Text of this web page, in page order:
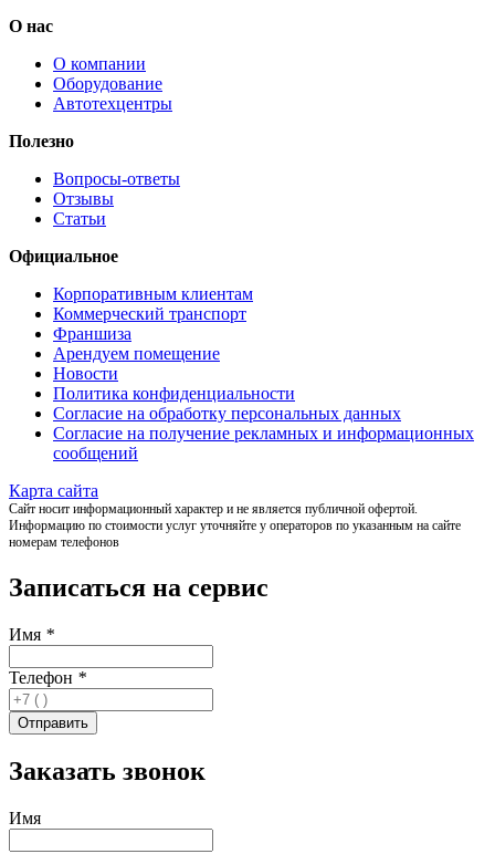
О нас
О компании
Оборудование
Автотехцентры
Полезно
Вопросы-ответы
Отзывы
Статьи
Официальное
Корпоративным клиентам
Коммерческий транспорт
Франшиза
Арендуем помещение
Новости
Политика конфиденциальности
Согласие на обработку персональных данных
Согласие на получение рекламных и информационных
сообщений
Карта сайта
Сайт носит информационный характер и не является публичной офертой.
Информацию по стоимости услуг уточняйте у операторов по указанным на сайте
номерам телефонов
Записаться на сервис
Имя *
Телефон *
Заказать звонок
Имя